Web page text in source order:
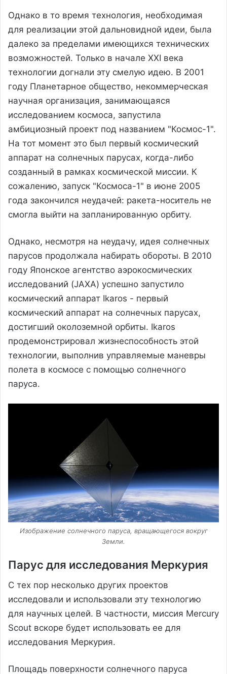
Однако в то время технология, необходимая
для реализации этой дальновидной идеи, была
далеко за пределами имеющихся технических
возможностей. Только в начале XXI века
технологии догнали эту смелую идею. В 2001
году Планетарное общество, некоммерческая
научная организация, занимающаяся
исследованием космоса, запустила
амбициозный проект под названием "Космос-1".
На тот момент это был первый космический
аппарат на солнечных парусах, когда-либо
созданный в рамках космической миссии. К
сожалению, запуск "Космоса-1" в июне 2005
года закончился неудачей: ракета-носитель не
смогла выйти на запланированную орбиту.
Однако, несмотря на неудачу, идея солнечных
парусов продолжала набирать обороты. В 2010
году Японское агентство аэрокосмических
исследований (JAXA) успешно запустило
космический аппарат Ikaros - первый
космический аппарат на солнечных парусах,
достигший околоземной орбиты. Ikaros
продемонстрировал жизнеспособность этой
технологии, выполнив управляемые маневры
полета в космосе с помощью солнечного
паруса.
Изображение солнечного паруса, вращающегося вокруг
Земли.
Парус для исследования Меркурия
С тех пор несколько других проектов
исследовали и использовали эту технологию
для научных целей. В частности, миссия Mercury
Scout вскоре будет использовать ее для
исследования Меркурия.
Площадь поверхности солнечного паруса